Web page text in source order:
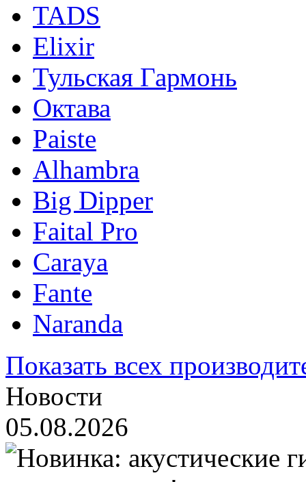
TADS
Elixir
Тульская Гармонь
Октава
Paiste
Alhambra
Big Dipper
Faital Pro
Caraya
Fante
Naranda
Показать всех
Новости
05.08.2026